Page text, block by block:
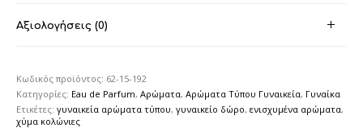
Αξιολογήσεις (0)
Κωδικός προϊόντος: 62-15-192
Κατηγορίες: Eau de Parfum,Αρώματα,Αρώματα Τύπου Γυναικεία, Γυναίκα
Ετικέτες:γυναικεία αρώματα τύπου,γυναικείο δώρο,ενισχυμένα αρώματα,
χύμα κολώνιες